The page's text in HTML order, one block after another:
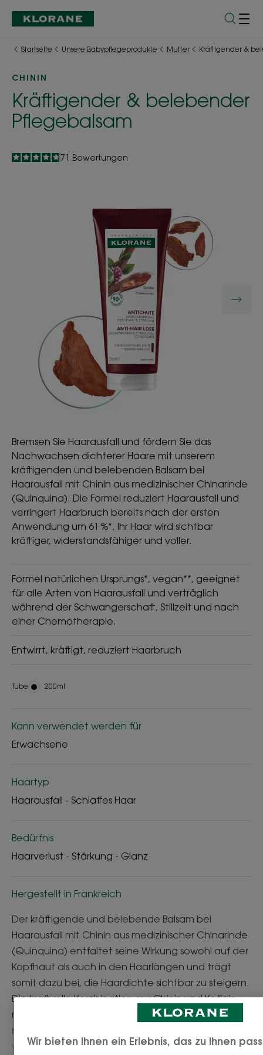
Startseite Unsere Babypflegeprodukte Mutter Kräftigender &
CHININ
Kräftigender & belebender
Pflegebalsam
4.8
/
5
71 Bewertungen
Bremsen Sie Haarausfall und fördern Sie das
Nachwachsen dichterer Haare mit unserem
kräftigenden und belebenden Balsam bei
Haarausfall mit Chinin aus medizinischer Chinarinde
(Quinquina). Die Formel reduziert Haarausfall und
verringert Haarbruch bereits nach der ersten
Anwendung um 61 %*. Ihr Haar wird sichtbar
kräftiger, widerstandsfähiger und voller.
Formel natürlichen Ursprungs*, vegan**, geeignet
für alle Arten von Haarausfall und verträglich
während der Schwangerschaft, Stillzeit und nach
einer Chemotherapie.
Entwirrt, kräftigt, reduziert Haarbruch
Tube Tube
200ml
Kann verwendet werden für
Erwachsene
Haartyp
Haarausfall - Schlaffes Haar
Bedürfnis
Haarverlust - Stärkung - Glanz
Hergestellt in Frankreich
Der kräftigende und belebende Balsam bei
Haarausfall mit Chinin aus medizinischer Chinarinde
(Quinquina) entfaltet seine Wirkung sowohl auf der
Kopfhaut als auch in den Haarlängen und trägt
somit dazu bei, die Haardichte sichtbar zu steigern.
Die kraftvolle Kombination aus Chinin und Koffein
reduziert Haarausfall, mindert Haarbruch bereits
nach der ersten Anwendung um bis zu 61 %* und
verbessert damit sichtbar die Haargesundheit. Ein
Wir bieten Ihnen ein Erlebnis, das zu Ihnen